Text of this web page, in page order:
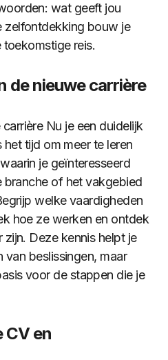
wat geeft jou
zelfontdekking bouw je
reis.
de nieuwe carrière
Nu je een duidelijk
tijd om meer te leren
je geïnteresseerd
branche of het vakgebied
welke vaardigheden
hoe ze werken en ontdek
Deze kennis helpt je
van beslissingen, maar
voor de stappen die je
CV en